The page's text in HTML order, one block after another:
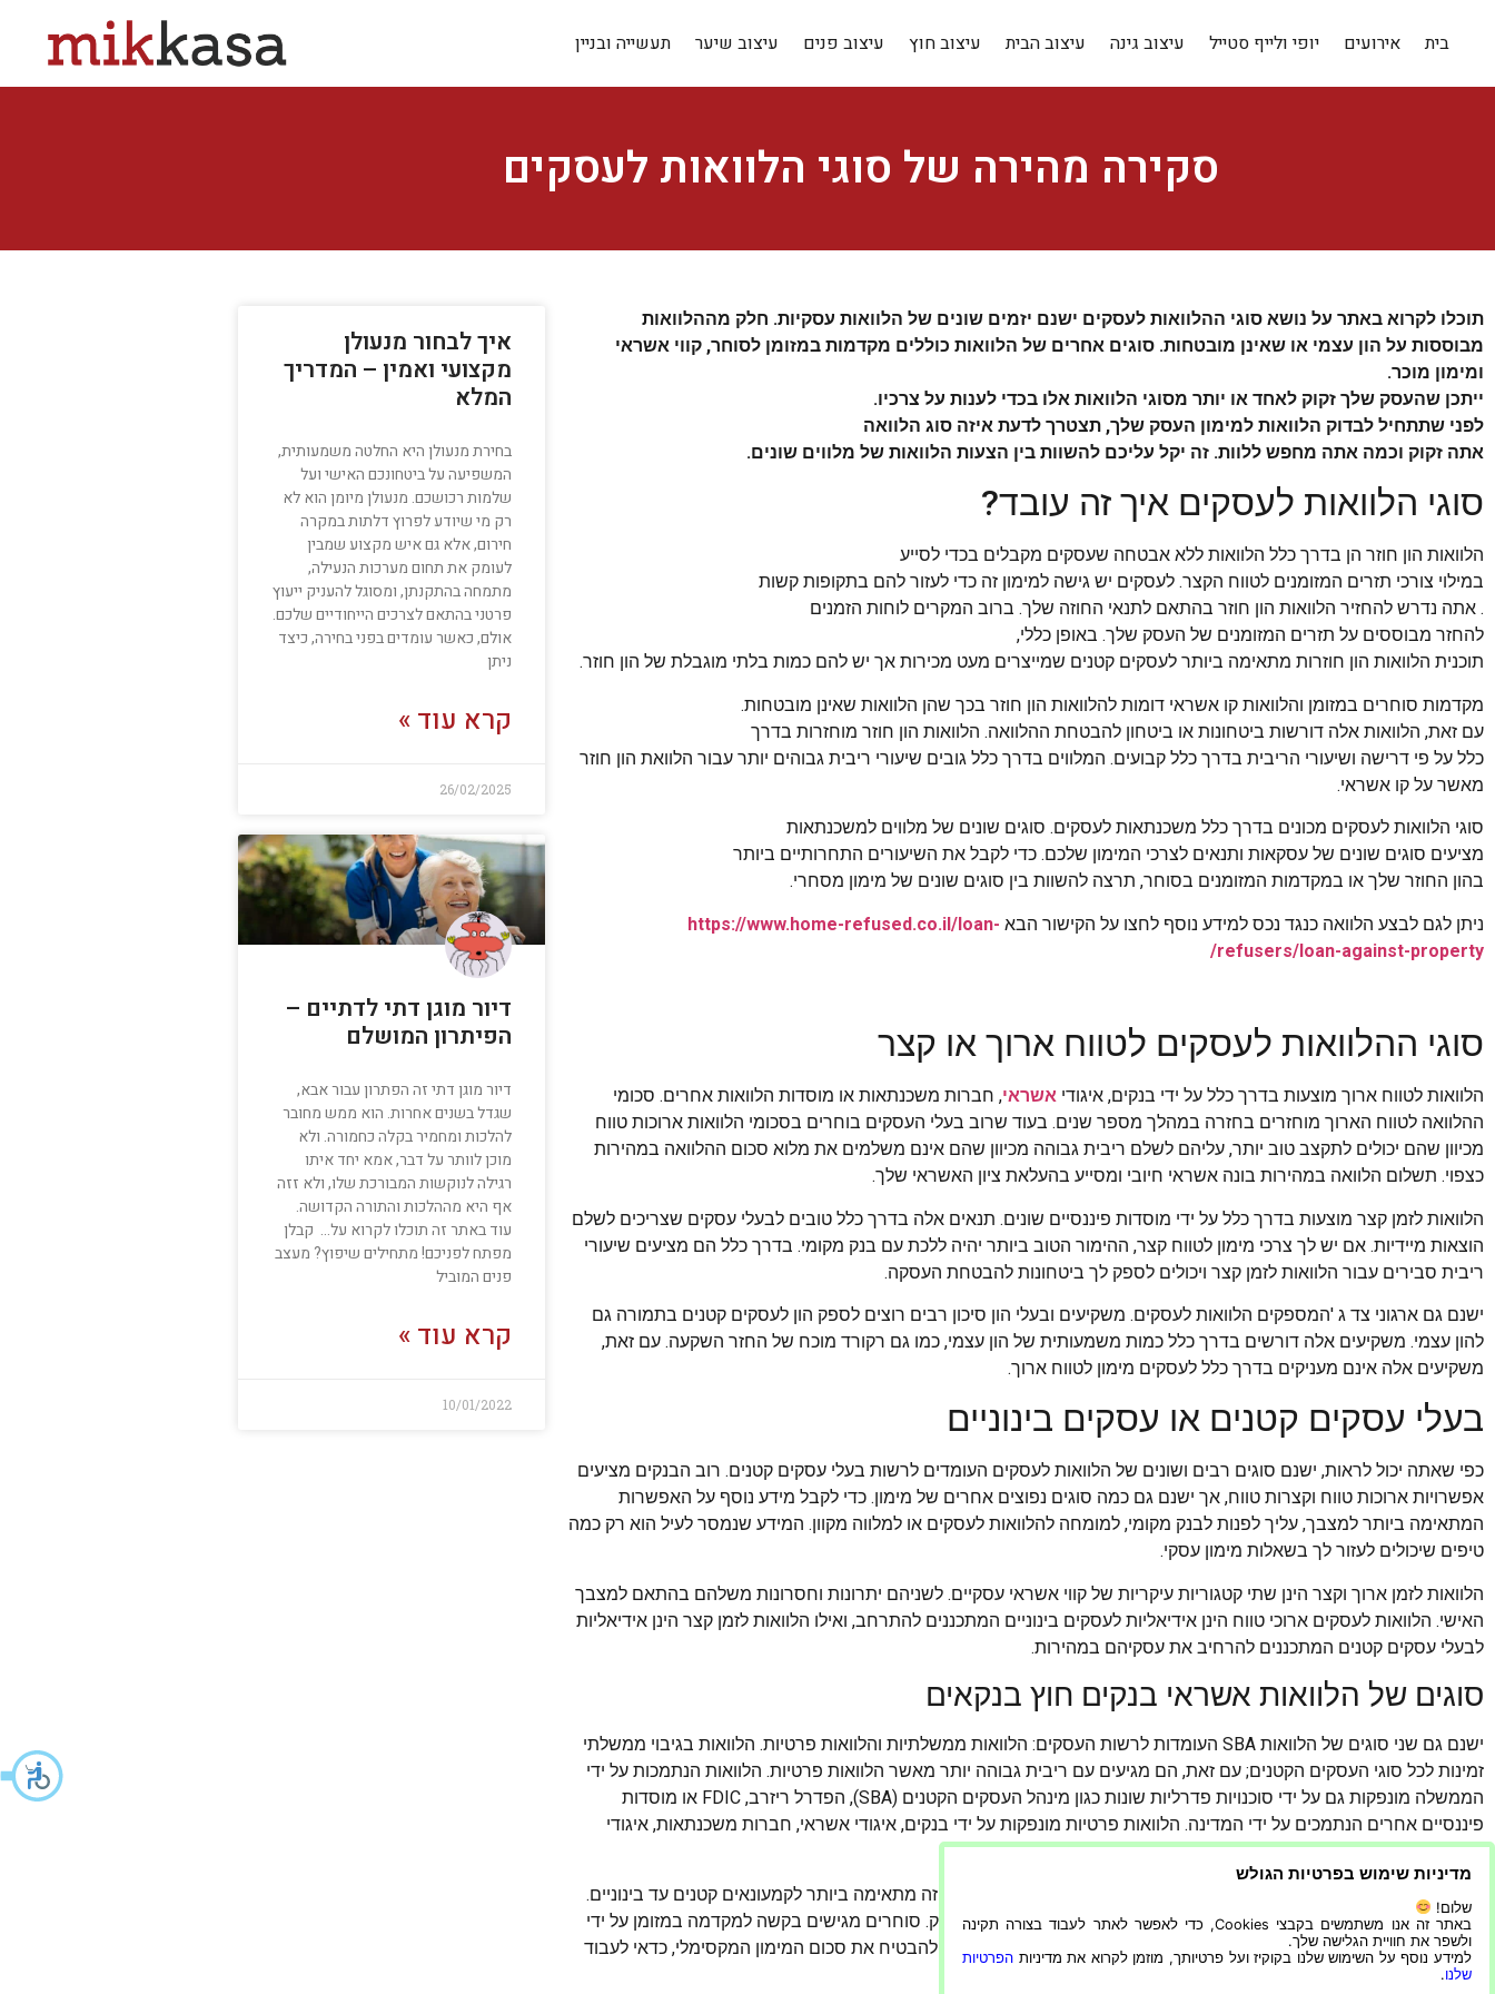
בית אירועים יופי ולייף סטייל עיצוב גינה עיצוב הבית עיצוב חוץ עיצוב פנים עיצוב שיער תעשייה ובניין
סקירה מהירה של סוגי הלוואות לעסקים
תוכלו לקרוא באתר על נושא סוגי ההלוואות לעסקים ישנם יזמים שונים של הלוואות עסקיות. חלק מההלוואות
מבוססות על הון עצמי או שאינן מובטחות. סוגים אחרים של הלוואות כוללים מקדמות במזומן לסוחר, קווי אשראי
ומימון מוכר.
ייתכן שהעסק שלך זקוק לאחד או יותר מסוגי הלוואות אלו בכדי לענות על צרכיו.
לפני שתתחיל לבדוק הלוואות למימון העסק שלך, תצטרך לדעת איזה סוג הלוואה
אתה זקוק וכמה אתה מחפש ללוות. זה יקל עליכם להשוות בין הצעות הלוואות של מלווים שונים.
סוגי הלוואות לעסקים איך זה עובד?
הלוואות הון חוזר הן בדרך כלל הלוואות ללא אבטחה שעסקים מקבלים בכדי לסייע
במילוי צורכי תזרים המזומנים לטווח הקצר. לעסקים יש גישה למימון זה כדי לעזור להם בתקופות קשות
. אתה נדרש להחזיר הלוואות הון חוזר בהתאם לתנאי החוזה שלך. ברוב המקרים לוחות הזמנים
להחזר מבוססים על תזרים המזומנים של העסק שלך. באופן כללי,
תוכנית הלוואות הון חוזרות מתאימה ביותר לעסקים קטנים שמייצרים מעט מכירות אך יש להם כמות בלתי מוגבלת של הון חוזר.
מקדמות סוחרים במזומן והלוואות קו אשראי דומות להלוואות הון חוזר בכך שהן הלוואות שאינן מובטחות.
עם זאת, הלוואות אלה דורשות ביטחונות או ביטחון להבטחת ההלוואה. הלוואות הון חוזר מוחזרות בדרך
כלל על פי דרישה ושיעורי הריבית בדרך כלל קבועים. המלווים בדרך כלל גובים שיעורי ריבית גבוהים יותר עבור הלוואת הון חוזר
מאשר על קו אשראי.
סוגי הלוואות לעסקים מכונים בדרך כלל משכנתאות לעסקים. סוגים שונים של מלווים למשכנתאות
מציעים סוגים שונים של עסקאות ותנאים לצרכי המימון שלכם. כדי לקבל את השיעורים התחרותיים ביותר
בהון החוזר שלך או במקדמות המזומנים בסוחר, תרצה להשוות בין סוגים שונים של מימון מסחרי.
ניתן לגם לבצע הלוואה כנגד נכס למידע נוסף לחצו על הקישור הבא https://www.home-refused.co.il/loan-
refusers/loan-against-property/
סוגי ההלוואות לעסקים לטווח ארוך או קצר
הלוואות לטווח ארוך מוצעות בדרך כלל על ידי בנקים, איגודי אשראי, חברות משכנתאות או מוסדות הלוואות אחרים. סכומי
ההלוואה לטווח הארוך מוחזרים בחזרה במהלך מספר שנים. בעוד שרוב בעלי העסקים בוחרים בסכומי הלוואות ארוכות טווח
מכיוון שהם יכולים לתקצב טוב יותר, עליהם לשלם ריבית גבוהה מכיוון שהם אינם משלמים את מלוא סכום ההלוואה במהירות
כצפוי. תשלום הלוואה במהירות בונה אשראי חיובי ומסייע בהעלאת ציון האשראי שלך.
הלוואות לזמן קצר מוצעות בדרך כלל על ידי מוסדות פיננסיים שונים. תנאים אלה בדרך כלל טובים לבעלי עסקים שצריכים לשלם
הוצאות מיידיות. אם יש לך צרכי מימון לטווח קצר, ההימור הטוב ביותר יהיה ללכת עם בנק מקומי. בדרך כלל הם מציעים שיעורי
ריבית סבירים עבור הלוואות לזמן קצר ויכולים לספק לך ביטחונות להבטחת העסקה.
ישנם גם ארגוני צד ג 'המספקים הלוואות לעסקים. משקיעים ובעלי הון סיכון רבים רוצים לספק הון לעסקים קטנים בתמורה גם
להון עצמי. משקיעים אלה דורשים בדרך כלל כמות משמעותית של הון עצמי, כמו גם רקורד מוכח של החזר השקעה. עם זאת,
משקיעים אלה אינם מעניקים בדרך כלל לעסקים מימון לטווח ארוך.
בעלי עסקים קטנים או עסקים בינוניים
כפי שאתה יכול לראות, ישנם סוגים רבים ושונים של הלוואות לעסקים העומדים לרשות בעלי עסקים קטנים. רוב הבנקים מציעים
אפשרויות ארוכות טווח וקצרות טווח, אך ישנם גם כמה סוגים נפוצים אחרים של מימון. כדי לקבל מידע נוסף על האפשרות
המתאימה ביותר למצבך, עליך לפנות לבנק מקומי, למומחה להלוואות לעסקים או למלווה מקוון. המידע שנמסר לעיל הוא רק כמה
טיפים שיכולים לעזור לך בשאלות מימון עסקי.
הלוואות לזמן ארוך וקצר הינן שתי קטגוריות עיקריות של קווי אשראי עסקיים. לשניהם יתרונות וחסרונות משלהם בהתאם למצבך
האישי. הלוואות לעסקים ארוכי טווח הינן אידיאליות לעסקים בינוניים המתכננים להתרחב, ואילו הלוואות לזמן קצר הינן אידיאליות
לבעלי עסקים קטנים המתכננים להרחיב את עסקיהם במהירות.
סוגים של הלוואות אשראי בנקים חוץ בנקאים
ישנם גם שני סוגים של הלוואות SBA העומדות לרשות העסקים: הלוואות ממשלתיות והלוואות פרטיות. הלוואות בגיבוי ממשלתי
זמינות לכל סוגי העסקים הקטנים; עם זאת, הם מגיעים עם ריבית גבוהה יותר מאשר הלוואות פרטיות. הלוואות הנתמכות על ידי
הממשלה מונפקות גם על ידי סוכנויות פדרליות שונות כגון מינהל העסקים הקטנים (SBA), הפדרל ריזרב, FDIC או מוסדות
פיננסיים אחרים הנתמכים על ידי המדינה. הלוואות פרטיות מונפקות על ידי בנקים, איגודי אשראי, חברות משכנתאות, איגודי
אשראי, מכונים פיננסיים ומוסדות פיננסיים אחרים שאינם ממשלתיים.
סוג שלישי של קו אשראי עסקי נקרא מקדמה במזומן של סוחר. הלוואה מסוג זה מתאימה ביותר לקמעונאים קטנים עד בינוניים.
בניגוד לרוב צורות ההלוואות האחרות, ניתן לקבל מקדמה במזומן מחשבון בנק. סוחרים מגישים בקשה למקדמה במזומן על ידי
הוצאת בקשה למקדמה במזומן מקומי או באמצעות פנייה ישירה למלווה. כדי להבטיח את סכום המימון המקסימלי, כדאי לעבוד
עם מלווה המתמחה במקדמות מזומנים לסוחר.
איך לבחור מנעולן
מקצועי ואמין – המדריך
המלא
בחירת מנעולן היא החלטה משמעותית,
המשפיעה על ביטחונכם האישי ועל
שלמות רכושכם. מנעולן מיומן הוא לא
רק מי שיודע לפרוץ דלתות במקרה
חירום, אלא גם איש מקצוע שמבין
לעומק את תחום מערכות הנעילה,
מתמחה בהתקנתן, ומסוגל להעניק ייעוץ
פרטני בהתאם לצרכים הייחודיים שלכם.
אולם, כאשר עומדים בפני בחירה, כיצד
ניתן
קרא עוד »
26/02/2025
דיור מוגן דתי לדתיים –
הפיתרון המושלם
דיור מוגן דתי זה הפתרון עבור אבא,
שגדל בשנים אחרות. הוא ממש מחובר
להלכות ומחמיר בקלה כחמורה. ולא
מוכן לוותר על דבר, אמא יחד איתו
רגילה לנוקשות המבורכת שלו, ולא זזה
אף היא מההלכות והתורה הקדושה.
עוד באתר זה תוכלו לקרוא על… קבלן
מפתח לפניכם! מתחילים שיפוץ? מעצב
פנים המוביל
קרא עוד »
10/01/2022
מדיניות שימוש בפרטיות הגולש
שלום!
באתר זה אנו משתמשים בקבצי Cookies, כדי לאפשר לאתר לעבוד בצורה תקינה
ולשפר את חוויית הגלישה שלך.
למידע נוסף על השימוש שלנו בקוקיז ועל פרטיותך, מוזמן לקרוא את מדיניות הפרטיות
שלנו.